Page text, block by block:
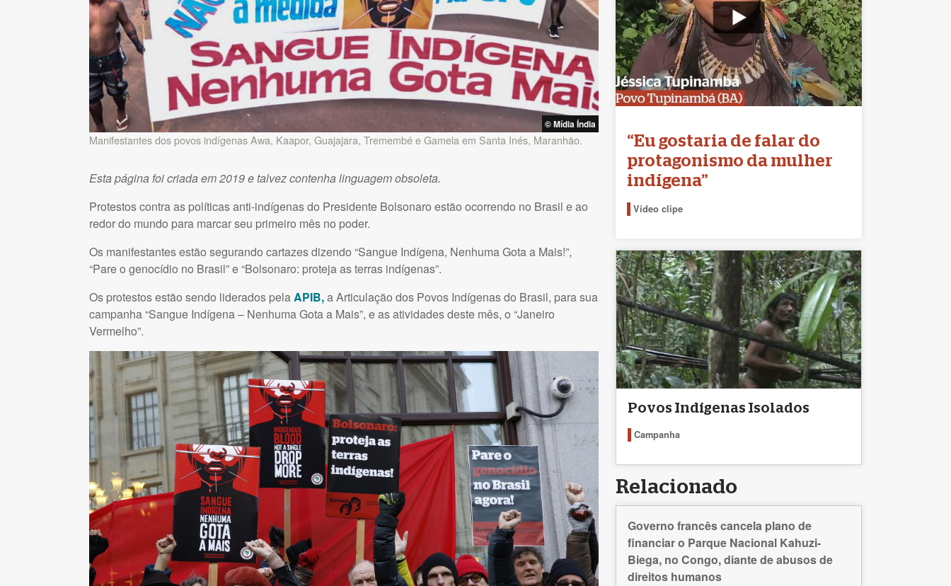
© Mídia Índia
Manifestantes dos povos indígenas Awa, Kaapor, Guajajara, Tremembé e Gamela em Santa Inés, Maranhão.
Esta página foi criada em 2019 e talvez contenha linguagem obsoleta.
Protestos contra as políticas anti-indígenas do Presidente Bolsonaro estão ocorrendo no Brasil e ao
redor do mundo para marcar seu primeiro mês no poder.
Os manifestantes estão segurando cartazes dizendo “Sangue Indígena, Nenhuma Gota a Mais!”,
“Pare o genocídio no Brasil” e “Bolsonaro: proteja as terras indígenas”.
Os protestos estão sendo liderados pelaAPIB,a Articulação dos Povos Indígenas do Brasil, para sua
campanha “Sangue Indígena – Nenhuma Gota a Mais”, e as atividades deste mês, o “Janeiro
Vermelho”.
“Eu gostaria de falar do
protagonismo da mulher
indígena”
Vídeo clipe
Povos Indígenas Isolados
Campanha
Relacionado
Governo francês cancela plano de
financiar o Parque Nacional Kahuzi-
Biega, no Congo, diante de abusos de
direitos humanos